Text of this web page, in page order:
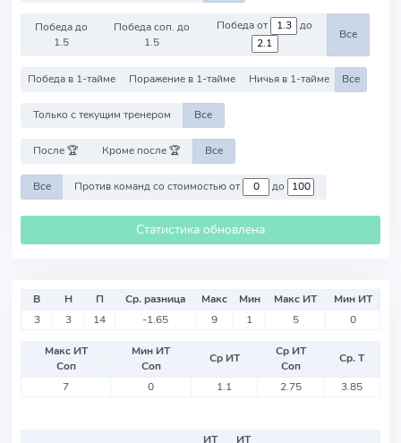
Победа до
1.5
Победа соп. до
1.5
Победа от до
Все
Победа в 1-тайме Поражение в 1-тайме Ничья в 1-тайме Все
Только с текущим тренером Все
После 🏆 Кроме после 🏆 Все
Все Против команд со стоимостью от до
Статистика обновлена
В Н П Ср. разница Макс Мин Макс ИТ
Мин ИТ
3
3 14 -1.65 9 1 5 0
Макс ИТ
Соп
Мин ИТ
Соп
Ср ИТ
Ср ИТ
Соп
Ср. Т
7
0 1.1 2.75 3.85
ИТ
ИТ